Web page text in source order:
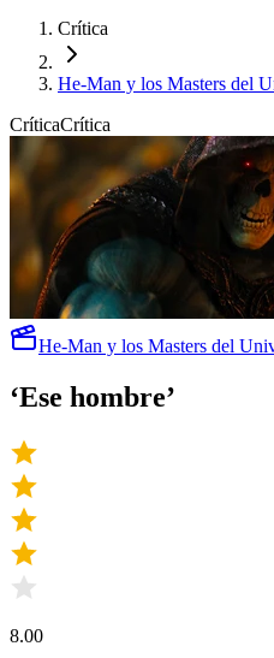
Crítica
He-Man y los Masters del
CríticaCrítica
He-Man y los Masters del
‘Ese hombre’
8.00